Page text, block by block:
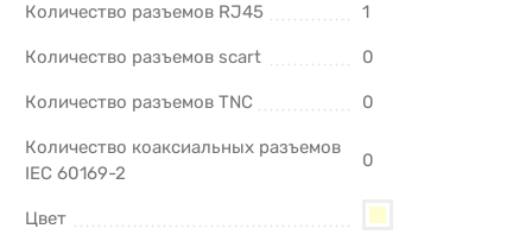
Количество разъемов RJ45 1
Количество разъемов scart 0
Количество разъемов TNC 0
Количество коаксиальных разъемов
IEC 60169-2
0
Цвет